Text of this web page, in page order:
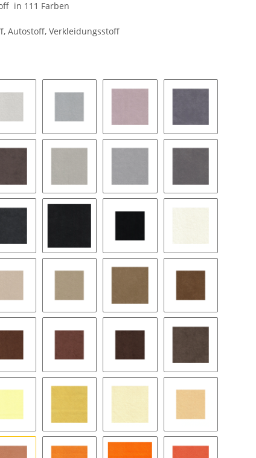
Autostoff, Verkleidungsstoff
8462 silver grey9032 platinum9141 blush 9154 coal
9177 String 9118 pearl grey9211 silver 9087 stone grey
9189 chic grey 9291 anthracite9059 - schwarz - slate black
8384 ivory
9067 wheat 9065 stone 9121 camel 9125 wood
9129 rust 9063 cocoa 9168 teak 9178 chocolate
9115 butter 9041 corn 9040 cream 9171 melba